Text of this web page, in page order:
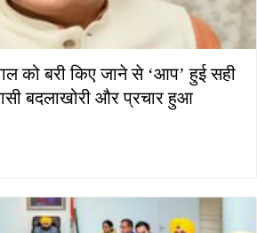
को बरी किए जाने से ‘आप’ हुई सही
बदलाखोरी और प्रचार हुआ